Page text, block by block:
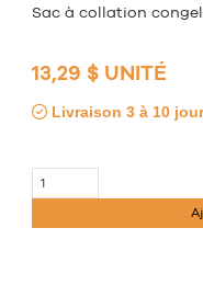
Sac à collation
13,29 $ UNITÉ
Livraison 3 à 10